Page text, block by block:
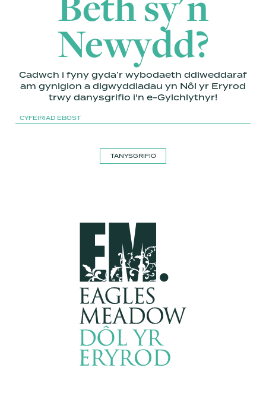
Newydd?
Cadwch i fyny gyda’r wybodaeth ddiweddaraf
am gynigion a digwyddiadau yn Nôl yr Eryrod
trwy danysgrifio i'n e-Gylchlythyr!